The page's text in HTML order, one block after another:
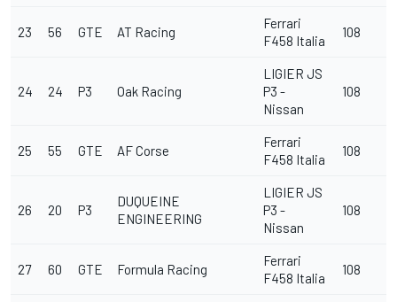
23 56 GTE AT Racing
Ferrari
F458 Italia
108
24 24 P3 Oak Racing
LIGIER JS
P3 -
Nissan
108
25 55 GTE AF Corse
Ferrari
F458 Italia
108
26 20 P3
DUQUEINE
ENGINEERING
LIGIER JS
P3 -
Nissan
108
27 60 GTE Formula Racing
Ferrari
F458 Italia
108